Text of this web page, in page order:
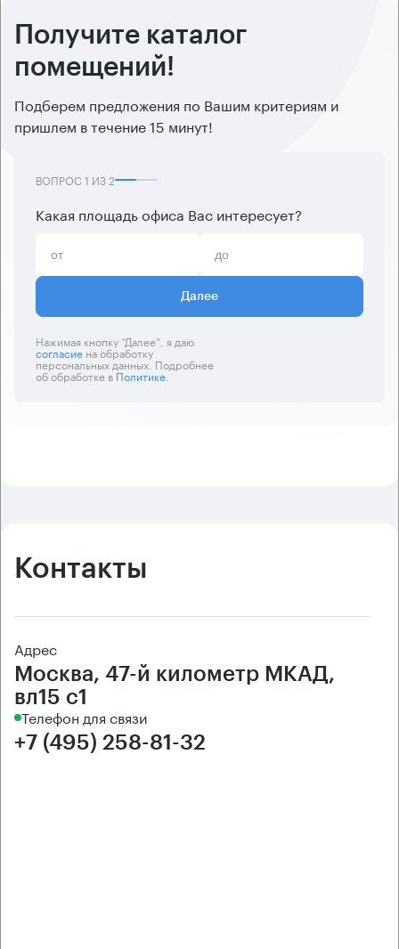
Получите каталог
помещений!
Подберем предложения по Вашим критериям и
пришлем в течение 15 минут!
ВОПРОС 1 ИЗ2
Какая площадь офиса Вас интересует?
Далее
Нажимая кнопку “Далее”, я даю
согласиена обработку
персональных данных. Подробнее
об обработке вПолитике.
Контакты
Адрес
Москва, 47-й километр МКАД,
вл15 с1
Телефон для связи
+7 (495) 258-81-32